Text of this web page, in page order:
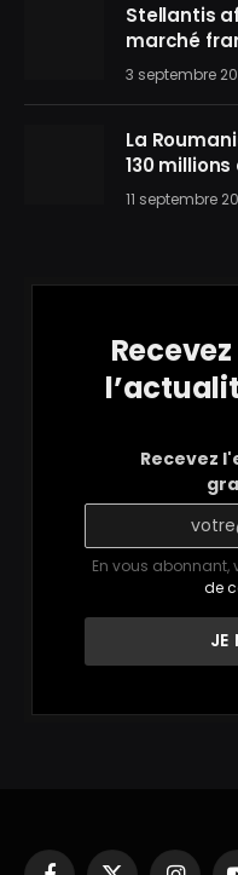
Stellantis
marché
3 septembre
La
130
11 septembre
Recevez
En vous abonnant,
de